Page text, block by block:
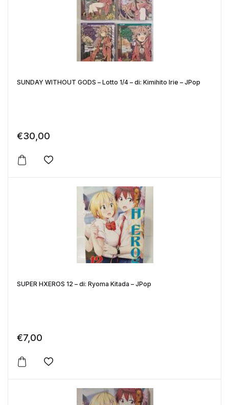
SUNDAY WITHOUT GODS – Lotto 1/4 – di: Kimihito Irie – JPop
€30,00
Aggiungi alla lista dei desideri
SUPER HXEROS 12 – di: Ryoma Kitada – JPop
€7,00
Aggiungi alla lista dei desideri